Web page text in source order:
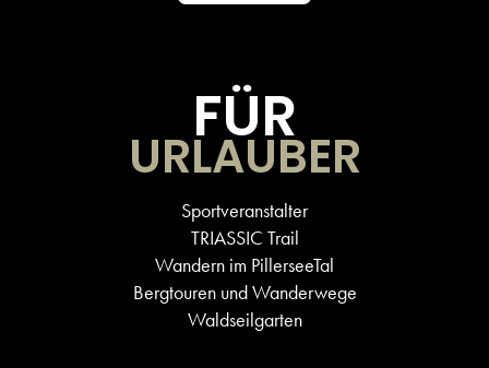
FÜR
URLAUBER
Sportveranstalter
TRIASSIC Trail
Wandern im PillerseeTal
Bergtouren und Wanderwege
Waldseilgarten